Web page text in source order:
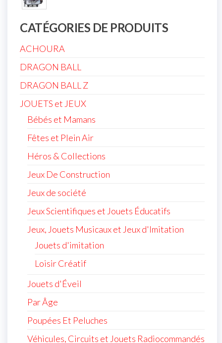
CATÉGORIES DE PRODUITS
ACHOURA
DRAGON BALL
DRAGON BALL Z
JOUETS et JEUX
Bébés et Mamans
Fêtes et Plein Air
Héros & Collections
Jeux De Construction
Jeux de société
Jeux Scientifiques et Jouets Éducatifs
Jeux, Jouets Musicaux et Jeux d'Imitation
Jouets d'imitation
Loisir Créatif
Jouets d'Éveil
Par Âge
Poupées Et Peluches
Véhicules, Circuits et Jouets Radiocommandés